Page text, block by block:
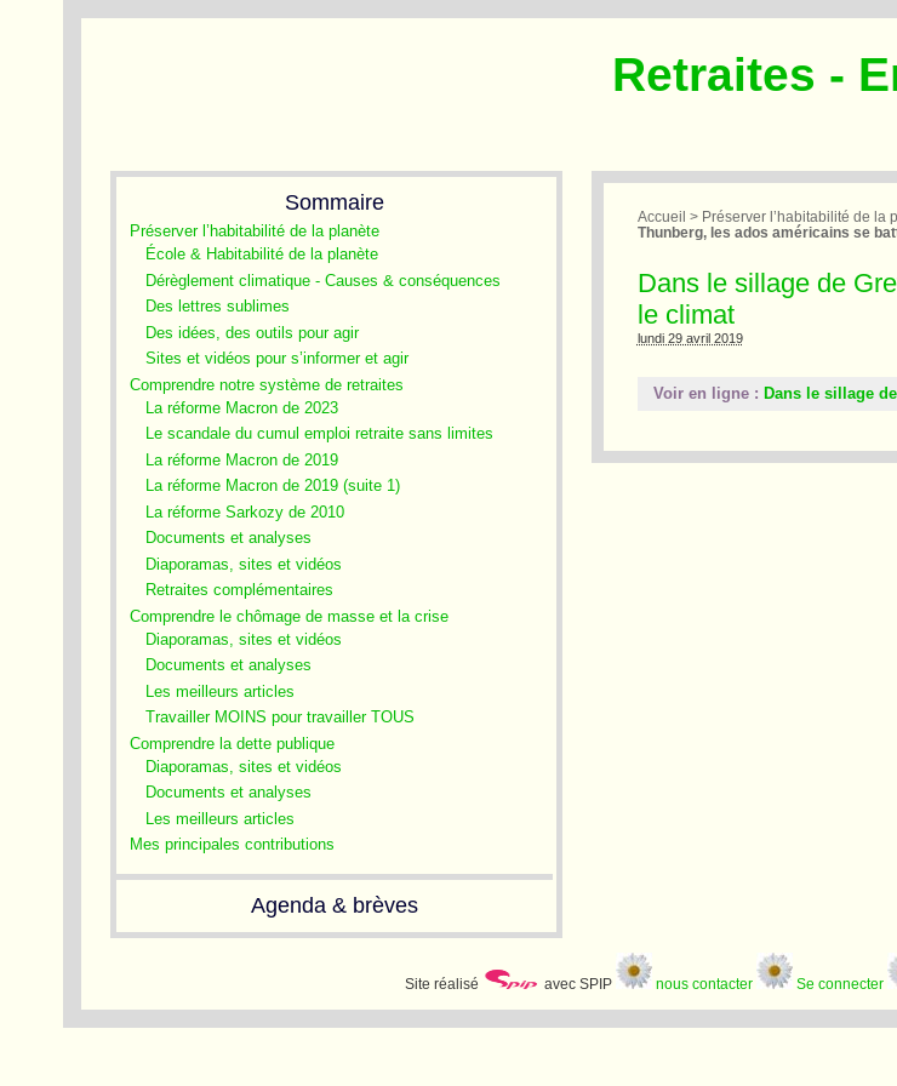
Retraites -
Sommaire
Préserver l’habitabilité de la planète
École & Habitabilité de la planète
Dérèglement climatique - Causes & conséquences
Des lettres sublimes
Des idées, des outils pour agir
Sites et vidéos pour s’informer et agir
Comprendre notre système de retraites
La réforme Macron de 2023
Le scandale du cumul emploi retraite sans limites
La réforme Macron de 2019
La réforme Macron de 2019 (suite 1)
La réforme Sarkozy de 2010
Documents et analyses
Diaporamas, sites et vidéos
Retraites complémentaires
Comprendre le chômage de masse et la crise
Diaporamas, sites et vidéos
Documents et analyses
Les meilleurs articles
Travailler MOINS pour travailler TOUS
Comprendre la dette publique
Diaporamas, sites et vidéos
Documents et analyses
Les meilleurs articles
Mes principales contributions
Agenda & brèves
Accueil > Préserver l’habitabilité de la
Thunberg, les ados américains se
Dans le sillage de
le climat
lundi 29 avril 2019
Voir en ligne : Dans le sillage
Site réalisé avec SPIP nous contacter Se connecter